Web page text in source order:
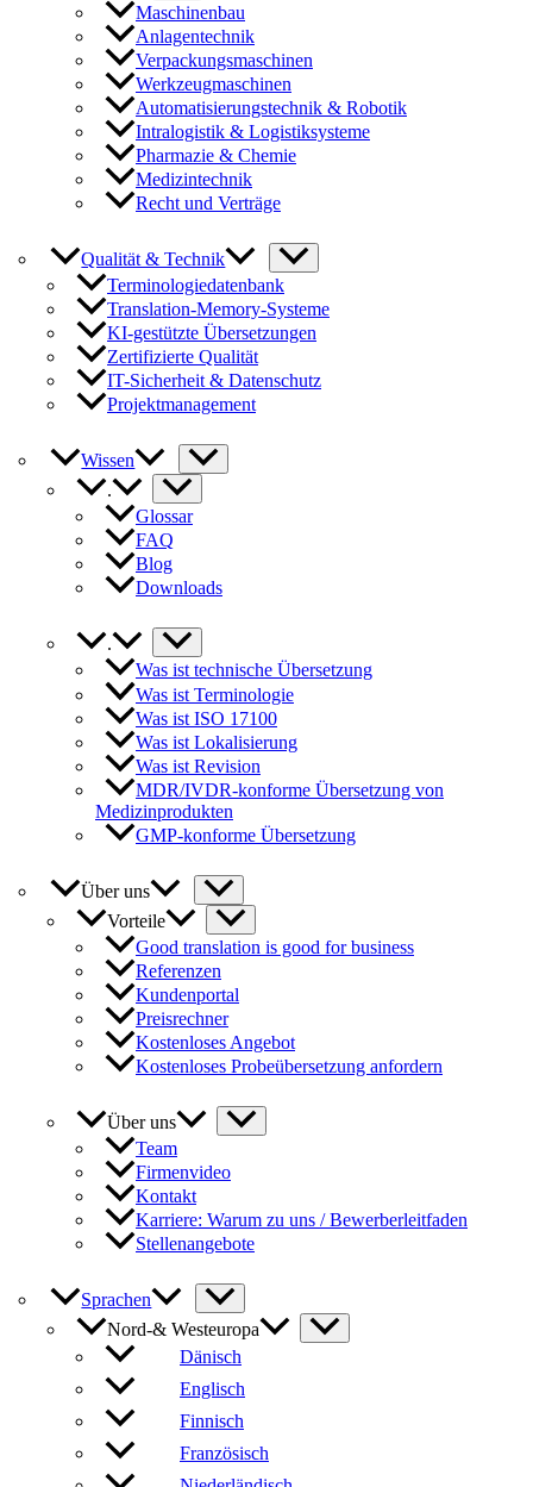
Maschinenbau
Anlagentechnik
Verpackungsmaschinen
Werkzeugmaschinen
Automatisierungstechnik & Robotik
Intralogistik & Logistiksysteme
Pharmazie & Chemie
Medizintechnik
Recht und Verträge
Qualität & Technik
Terminologiedatenbank
Translation-Memory-Systeme
KI-gestützte Übersetzungen
Zertifizierte Qualität
IT-Sicherheit & Datenschutz
Projektmanagement
Wissen
.
Glossar
FAQ
Blog
Downloads
.
Was ist technische Übersetzung
Was ist Terminologie
Was ist ISO 17100
Was ist Lokalisierung
Was ist Revision
MDR/IVDR-konforme Übersetzung von
Medizinprodukten
GMP-konforme Übersetzung
Über uns
Vorteile
Good translation is good for business
Referenzen
Kundenportal
Preisrechner
Kostenloses Angebot
Kostenloses Probeübersetzung anfordern
Über uns
Team
Firmenvideo
Kontakt
Karriere: Warum zu uns / Bewerberleitfaden
Stellenangebote
Sprachen
Nord-& Westeuropa
Dänisch
Englisch
Finnisch
Französisch